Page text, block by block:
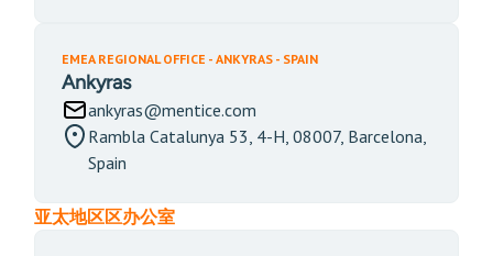
EMEA REGIONAL OFFICE - ANKYRAS - SPAIN
Ankyras
ankyras@mentice.com
Rambla Catalunya 53, 4-H, 08007, Barcelona,
Spain
亚太地区区办公室